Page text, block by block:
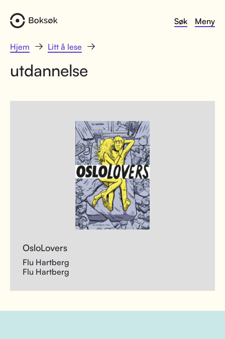
Søk Meny
Hjem Litt å lese
utdannelse
OsloLovers
Flu Hartberg
Flu Hartberg